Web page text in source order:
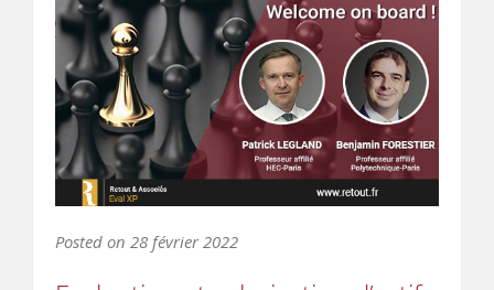
Posted on 28 février 2022